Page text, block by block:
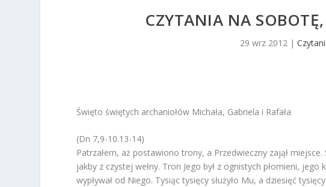
CZYTANIA NA
29 wrz 2012|
Święto świętych archaniołów Michała, Gabriela i Rafała
(Dn 7,9-10.13-14)
Patrzałem, aż postawiono trony, a Przedwieczny zajął miejsce.
jakby z czystej wełny. Tron Jego był z ognistych płomieni,
wypływał od Niego. Tysiąc tysięcy służyło Mu, a dziesięć